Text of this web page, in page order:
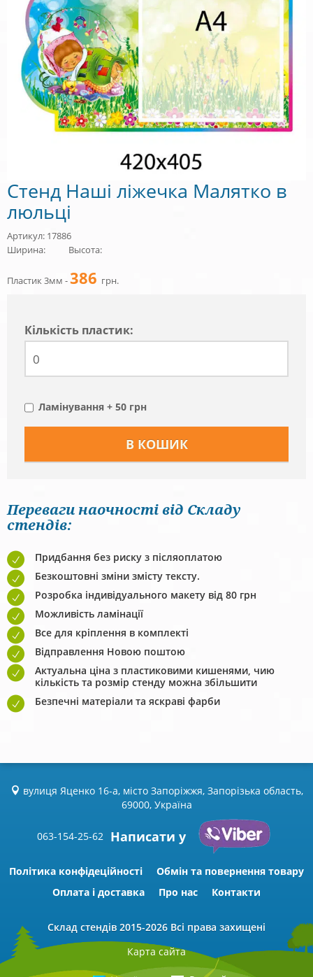
Стенд Наші ліжечка Малятко в
люльці
Артикул: 17886
Ширина:
Высота:
Пластик 3мм -386 грн.
Кiлькiсть пластик:
Ламінування + 50 грн
Переваги наочності від Складу
стендів:
Придбання без риску з післяоплатою
Безкоштовні зміни змісту тексту.
Розробка індивідуального макету від 80 грн
Можливість ламінації
Все для кріплення в комплекті
Відправлення Новою поштою
Актуальна ціна з пластиковими кишенями, чию
кількість та розмір стенду можна збільшити
Безпечні матеріали та яскраві фарби
вулиця Яценко 16-а, місто Запоріжжя, Запорізька область,
69000, Україна
063-154-25-62 Написати у
Політика конфідеційності
Обмін та повернення товару
Оплата і доставка
Про нас Контакти
Склад стендів 2015-2026 Всі права захищені
Карта сайта